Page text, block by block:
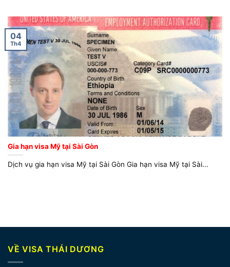
Gia hạn visa Mỹ tại Sài Gòn
Dịch vụ gia hạn visa Mỹ tại Sài Gòn Gia hạn visa Mỹ tại Sài...
04
Th4
VỀ VISA THÁI DƯƠNG